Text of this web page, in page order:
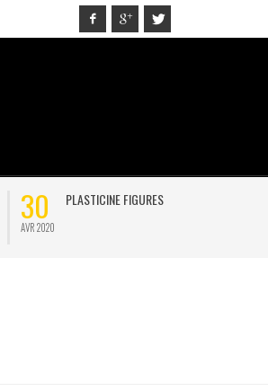
PLASTICINE FIGURES